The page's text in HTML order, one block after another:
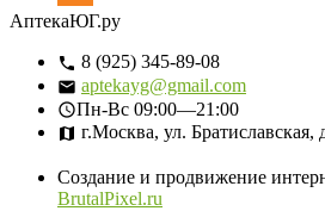
АптекаЮГ.ру
8 (925) 345-89-08
aptekayg@gmail.com
Пн-Вс 09:00—21:00
г.Москва, ул. Братиславская,
Создание и продвижение
BrutalPixel.ru